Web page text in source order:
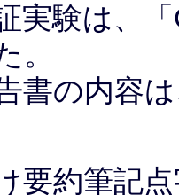
実験は、
。
書の内容
要約筆記